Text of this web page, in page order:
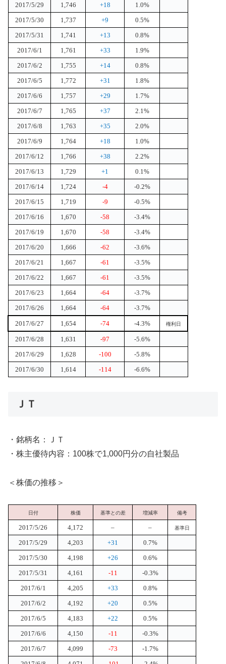
2017/5/29 1,746 +18
1.0%
2017/5/30
1,737 +9
0.5%
2017/5/31
1,741 +13
0.8%
2017/6/1
1,761 +33
1.9%
2017/6/2
1,755 +14
0.8%
2017/6/5
1,772 +31
1.8%
2017/6/6
1,757 +29
1.7%
2017/6/7
1,765 +37
2.1%
2017/6/8
1,763 +35
2.0%
2017/6/9
1,764 +18
1.0%
2017/6/12
1,766 +38
2.2%
2017/6/13
1,729 +1
0.1%
2017/6/14
1,724 -4
-0.2%
2017/6/15
1,719 -9
-0.5%
2017/6/16
1,670 -58
-3.4%
2017/6/19
1,670 -58
-3.4%
2017/6/20
1,666 -62
-3.6%
2017/6/21
1,667 -61
-3.5%
2017/6/22
1,667 -61
-3.5%
2017/6/23
1,664 -64
-3.7%
2017/6/26
1,664 -64 -3.7%
2017/6/27 1,654 -74 -4.3% 権利日
2017/6/28 1,631 -97
-5.6%
2017/6/29
1,628 -100
-5.8%
2017/6/30
1,614 -114 -6.6%
ＪＴ
・銘柄名：ＪＴ
・株主優待内容：100株で1,000円分の自社製品
＜株価の推移＞
日付 株価 基準との差 増減率 備考
2017/5/26 4,172 – – 基準日
2017/5/29 4,203 +31
0.7%
2017/5/30
4,198 +26
0.6%
2017/5/31
4,161 -11
-0.3%
2017/6/1
4,205 +33
0.8%
2017/6/2
4,192 +20
0.5%
2017/6/5
4,183 +22
0.5%
2017/6/6
4,150 -11
-0.3%
2017/6/7
4,099 -73
-1.7%